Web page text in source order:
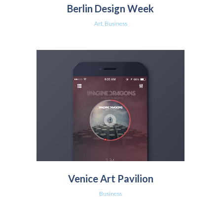
Berlin Design Week
Art, Business
Venice Art Pavilion
Business